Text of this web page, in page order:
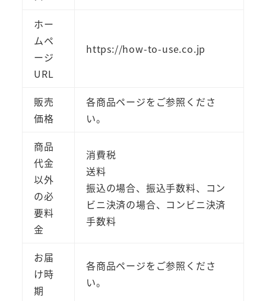
ホー
ムペ
ージ
URL
https://how-to-use.co.jp
販売
価格
各商品ページをご参照くださ
い。
商品
代金
以外
の必
要料
金
消費税
送料
振込の場合、振込手数料、コン
ビニ決済の場合、コンビニ決済
手数料
お届
け時
期
各商品ページをご参照くださ
い。